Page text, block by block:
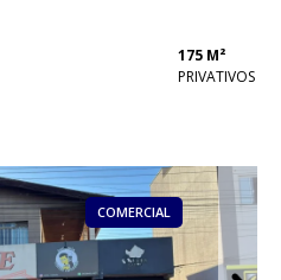
175 M²
PRIVATIVOS
COMERCIAL